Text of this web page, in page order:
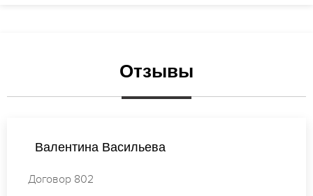
Отзывы
Ирина Смирнова
Договор 191